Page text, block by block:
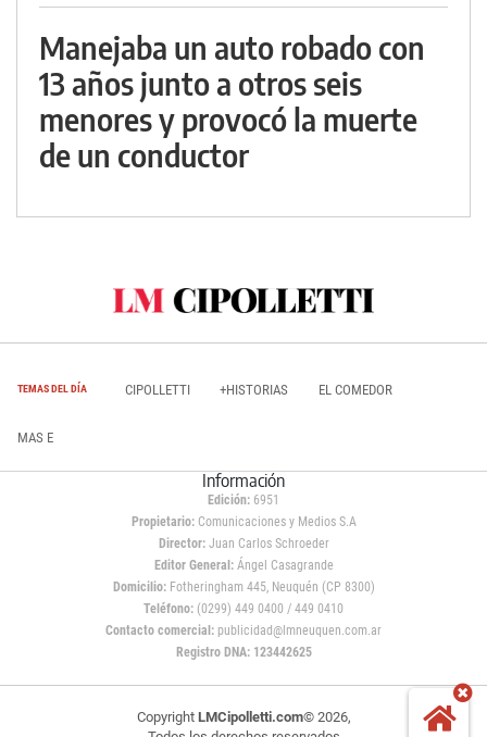
Manejaba un auto robado con
13 años junto a otros seis
menores y provocó la muerte
de un conductor
TEMAS DEL DÍA CIPOLLETTI +HISTORIAS EL COMEDOR
MAS E
Información
Edición: 6951
Propietario:Comunicaciones y Medios S.A
Director: Juan Carlos Schroeder
Editor General:Ángel Casagrande
Domicilio:Fotheringham 445, Neuquén (CP 8300)
Teléfono: (0299) 449 0400 / 449 0410
Contacto comercial: publicidad@lmneuquen.com.ar
Registro DNA: 123442625
Copyright LMCipolletti.com© 2026,